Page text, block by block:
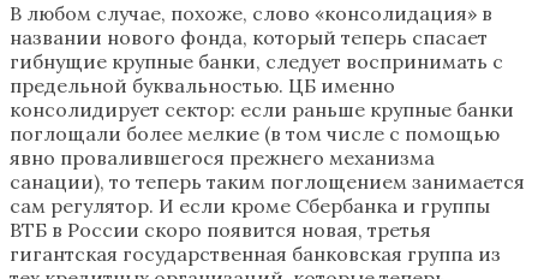
В любом случае, похоже, слово «консолидация» в
названии нового фонда, который теперь спасает
гибнущие крупные банки, следует воспринимать с
предельной буквальностью. ЦБ именно
консолидирует сектор: если раньше крупные банки
поглощали более мелкие (в том числе с помощью
явно провалившегося прежнего механизма
санации), то теперь таким поглощением занимается
сам регулятор. И если кроме Сбербанка и группы
ВТБ в России скоро появится новая, третья
гигантская государственная банковская группа из